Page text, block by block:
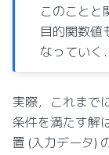
このことと
目的関数値
なっていく．
実際，これまで
条件を満たす解
置 (入力データ)